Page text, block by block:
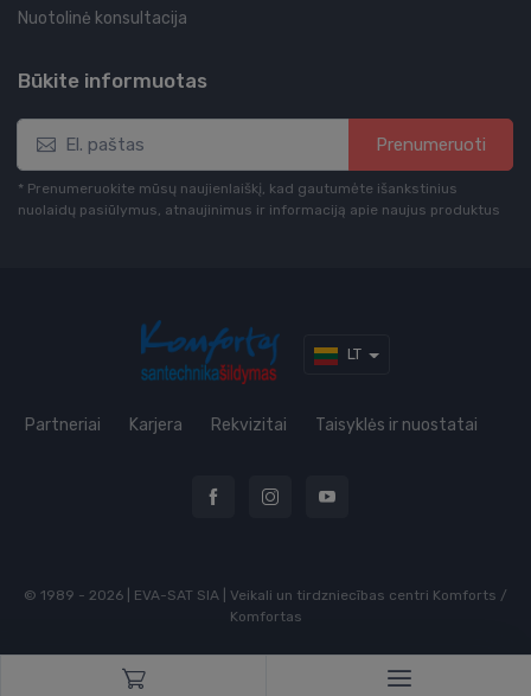
Nuotolinė konsultacija
Būkite informuotas
Prenumeruoti
* Prenumeruokite mūsų naujienlaiškį, kad gautumėte išankstinius
nuolaidų pasiūlymus, atnaujinimus ir informaciją apie naujus produktus
LT
Partneriai Karjera Rekvizitai Taisyklės ir nuostatai
© 1989 - 2026 | EVA-SAT SIA | Veikali un tirdzniecības centri Komforts /
Komfortas